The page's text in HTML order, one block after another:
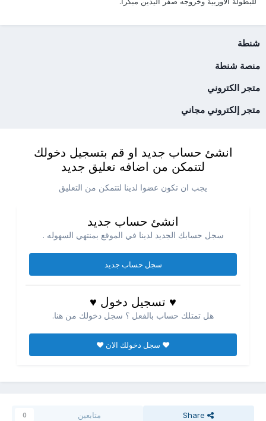
شنطة
منصة شنطة
متجر الكتروني
متجر إلكتروني مجاني
انشئ حساب جديد او قم بتسجيل دخولك
لتتمكن من اضافه تعليق جديد
يجب ان تكون عضوا لدينا لتتمكن من التعليق
انشئ حساب جديد
سجل حسابك الجديد لدينا في الموقع بمنتهي السهوله .
سجل حساب جديد
♥ تسجيل دخول ♥
هل تمتلك حساب بالفعل ؟ سجل دخولك من هنا.
♥ سجل دخولك الان ♥
Share متابعين 0